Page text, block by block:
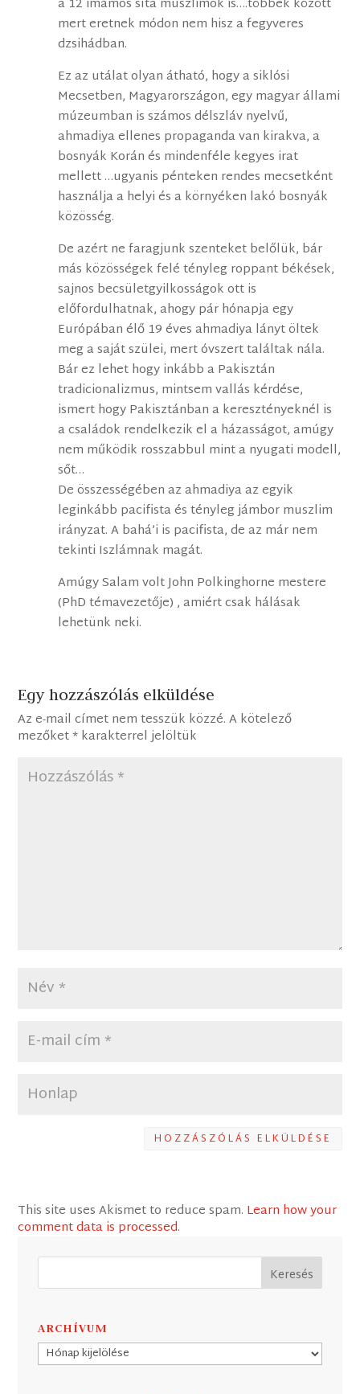
a 12 imámos síta muszlimok is….többek között
mert eretnek módon nem hisz a fegyveres
dzsihádban.
Ez az utálat olyan átható, hogy a siklósi
Mecsetben, Magyarországon, egy magyar állami
múzeumban is számos délszláv nyelvű,
ahmadiya ellenes propaganda van kirakva, a
bosnyák Korán és mindenféle kegyes irat
mellett …ugyanis pénteken rendes mecsetként
használja a helyi és a környéken lakó bosnyák
közösség.
De azért ne faragjunk szenteket belőlük, bár
más közösségek felé tényleg roppant békések,
sajnos becsületgyilkosságok ott is
előfordulhatnak, ahogy pár hónapja egy
Európában élő 19 éves ahmadiya lányt öltek
meg a saját szülei, mert óvszert találtak nála.
Bár ez lehet hogy inkább a Pakisztán
tradicionalizmus, mintsem vallás kérdése,
ismert hogy Pakisztánban a keresztényeknél is
a családok rendelkezik el a házasságot, amúgy
nem működik rosszabbul mint a nyugati modell,
sőt…
De összességében az ahmadiya az egyik
leginkább pacifista és tényleg jámbor muszlim
irányzat. A bahá’i is pacifista, de az már nem
tekinti Iszlámnak magát.
Amúgy Salam volt John Polkinghorne mestere
(PhD témavezetője) , amiért csak hálásak
lehetünk neki.
Egy hozzászólás elküldése
Az e-mail címet nem tesszük közzé. A kötelező
mezőket*karakterrel jelöltük
HOZZÁSZÓLÁS ELKÜLDÉSE
This site uses Akismet to reduce spam. Learn how your
comment data is processed.
ARCHÍVUM
Archívum